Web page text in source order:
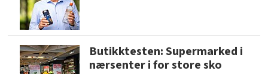
Butikktesten: Supermarked i
nærsenter i for store sko